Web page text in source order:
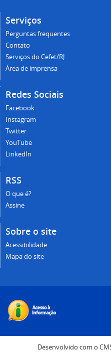
Serviços
Perguntas frequentes
Contato
Serviços do Cefet/RJ
Área de imprensa
Redes Sociais
Facebook
Instagram
Twitter
YouTube
LinkedIn
RSS
O que é?
Assine
Sobre o site
Acessibilidade
Mapa do site
Desenvolvido com o